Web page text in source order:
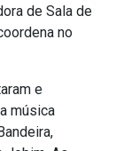
de Sala de
no
e
música